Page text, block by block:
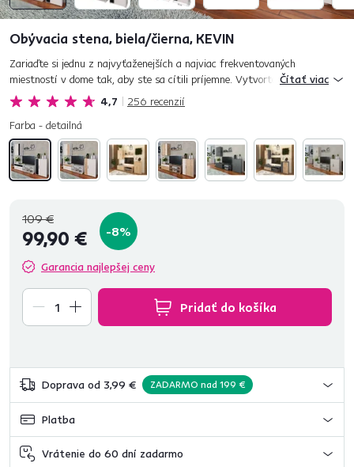
Obývacia stena, biela/čierna, KEVIN
4,7 256 recenzií
Zariaďte si jednu z najvyťaženejších a najviac frekventovaných
miestností v dome tak, aby ste sa cítili príjemne. Vytvorte si z obývačky
relaxačnú zónu, miesto, ktoré bude dýchať pokojom a reprezento...
Čítať viac
Farba - detailná
109 €
99,90 € -8%
Garancia najlepšej ceny
Pridať do košíka
Doprava od 3,99 € ZADARMO nad 199 €
Platba
Vrátenie do 60 dní zadarmo